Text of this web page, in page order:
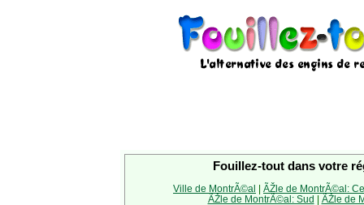
Fouillez-tout dans votre
Ville de MontrÃ©al | ÃŽle de MontrÃ©al:
ÃŽle de MontrÃ©al: Sud | ÃŽle de